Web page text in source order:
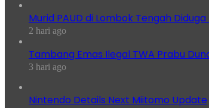
Murid PAUD di Lombok Tengah
2 hari ago
Tambang Emas Ilegal TWA Prabu
3 hari ago
Nintendo Details Next Miitomo Update